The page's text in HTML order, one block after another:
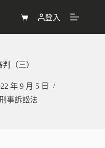
購
物
登入
（三）
年 9 月 5 日
事訴訟法